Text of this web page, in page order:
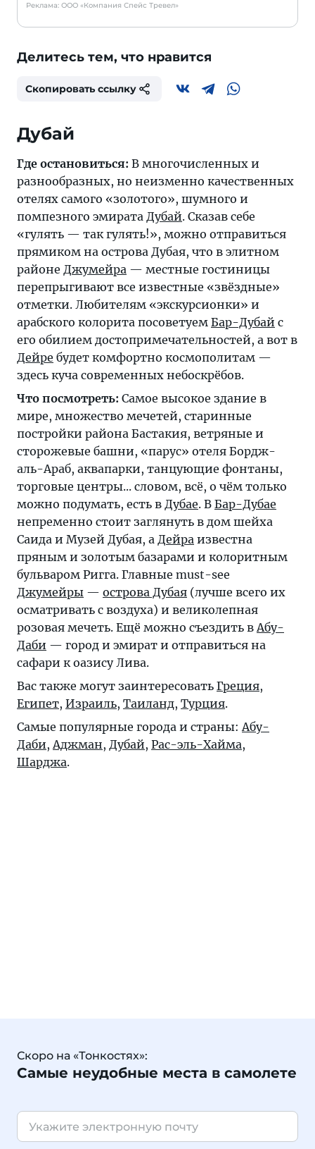
Реклама: ООО «Компания Спейс Тревел»
Делитесь тем, что нравится
Скопировать ссылку
Дубай
Где остановиться: В многочисленных и
разнообразных, но неизменно качественных
отелях самого «золотого», шумного и
помпезного эмирата Дубай. Сказав себе
«гулять — так гулять!», можно отправиться
прямиком на острова Дубая, что в элитном
районе Джумейра — местные гостиницы
перепрыгивают все известные «звёздные»
отметки. Любителям «экскурсионки» и
арабского колорита посоветуем Бар-Дубай с
его обилием достопримечательностей, а вот в
Дейре будет комфортно космополитам —
здесь куча современных небоскрёбов.
Что посмотреть: Самое высокое здание в
мире, множество мечетей, старинные
постройки района Бастакия, ветряные и
сторожевые башни, «парус» отеля Бордж-
аль-Араб, аквапарки, танцующие фонтаны,
торговые центры... словом, всё, о чём только
можно подумать, есть в Дубае. В Бар-Дубае
непременно стоит заглянуть в дом шейха
Саида и Музей Дубая, а Дейра известна
пряным и золотым базарами и колоритным
бульваром Ригга. Главные must-see
Джумейры — острова Дубая (лучше всего их
осматривать с воздуха) и великолепная
розовая мечеть. Ещё можно съездить вАбу-
Даби — город и эмират и отправиться на
сафари к оазису Лива.
Вас также могут заинтересовать Греция,
Египет, Израиль, Таиланд, Турция.
Самые популярные города и страны:Абу-
Даби,Аджман, Дубай, Рас-эль-Хайма,
Шарджа.
Скоро на «Тонкостях»:
Самые неудобные места в самолете